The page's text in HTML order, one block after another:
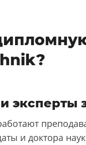
эксперты
и доктора